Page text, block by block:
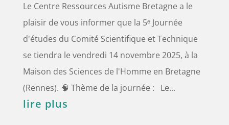
Le Centre Ressources Autisme Bretagne a le
plaisir de vous informer que la 5ᵉ Journée
d'études du Comité Scientifique et Technique
se tiendra le vendredi 14 novembre 2025, à la
Maison des Sciences de l'Homme en Bretagne
(Rennes). 🧠 Thème de la journée : Le...
lire plus